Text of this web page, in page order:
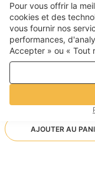
AJOUTER AU
€
Pour vous offrir la
cookies et des
vous fournir nos
performances,
Accepter » ou « Tout
refuser tout. cookies
de marketing. Pour
confidentialité et de